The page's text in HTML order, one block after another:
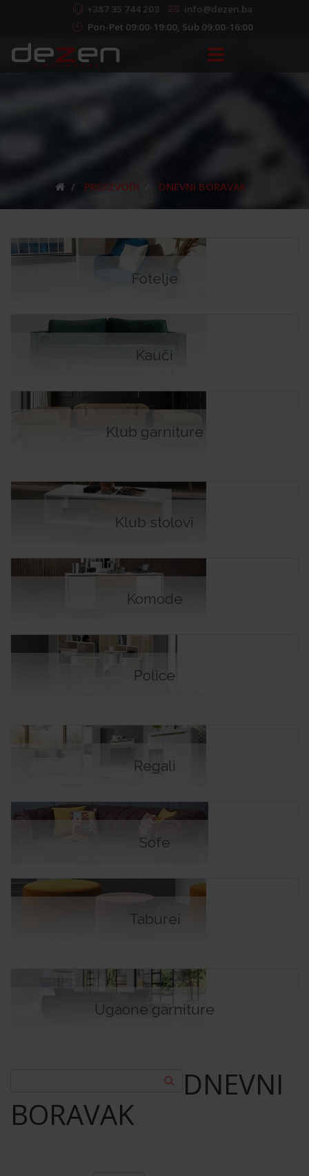
+387 35 744 203
info@dezen.ba
Pon-Pet 09:00-19:00, Sub 09:00-16:00
PROIZVODI DNEVNI BORAVAK
Fotelje
Kauči
Klub garniture
Klub stolovi
Komode
Police
Regali
Sofe
Taburei
Ugaone garniture
DNEVNI
BORAVAK